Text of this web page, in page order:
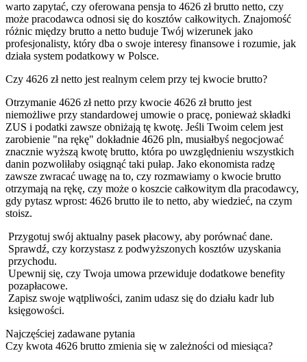
warto zapytać, czy oferowana pensja to 4626 zł brutto netto, czy
może pracodawca odnosi się do kosztów całkowitych. Znajomość
różnic między brutto a netto buduje Twój wizerunek jako
profesjonalisty, który dba o swoje interesy finansowe i rozumie, jak
działa system podatkowy w Polsce.
Czy 4626 zł netto jest realnym celem przy tej kwocie brutto?
Otrzymanie 4626 zł netto przy kwocie 4626 zł brutto jest
niemożliwe przy standardowej umowie o pracę, ponieważ składki
ZUS i podatki zawsze obniżają tę kwotę. Jeśli Twoim celem jest
zarobienie "na rękę" dokładnie 4626 pln, musiałbyś negocjować
znacznie wyższą kwotę brutto, która po uwzględnieniu wszystkich
danin pozwoliłaby osiągnąć taki pułap. Jako ekonomista radzę
zawsze zwracać uwagę na to, czy rozmawiamy o kwocie brutto
otrzymają na rękę, czy może o koszcie całkowitym dla pracodawcy,
gdy pytasz wprost: 4626 brutto ile to netto, aby wiedzieć, na czym
stoisz.
Przygotuj swój aktualny pasek płacowy, aby porównać dane.
Sprawdź, czy korzystasz z podwyższonych kosztów uzyskania
przychodu.
Upewnij się, czy Twoja umowa przewiduje dodatkowe benefity
pozapłacowe.
Zapisz swoje wątpliwości, zanim udasz się do działu kadr lub
księgowości.
Najczęściej zadawane pytania
Czy kwota 4626 brutto zmienia się w zależności od miesiąca?